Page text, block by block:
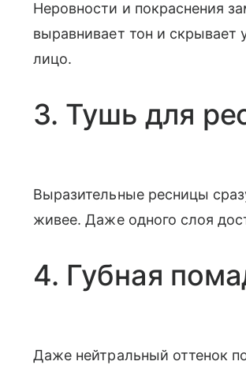
Неровности и покраснения
выравнивает тон и скрывает
лицо.
3. Тушь для
Выразительные ресницы
живее. Даже одного слоя
4. Губная
Даже нейтральный оттенок